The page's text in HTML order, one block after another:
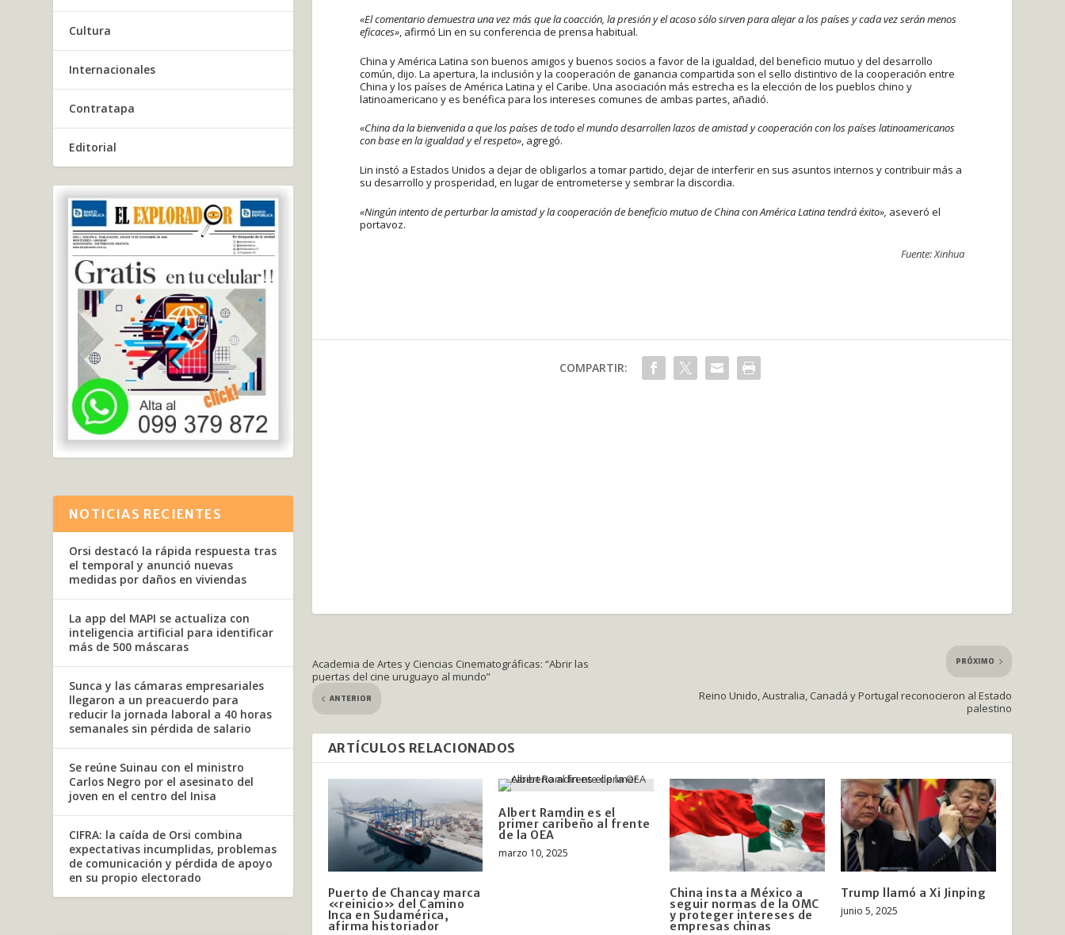
«El comentario demuestra una vez más que la coacción, la presión y el acoso sólo sirven para alejar a los países y cada vez serán menos
eficaces», afirmó Lin en su conferencia de prensa habitual.
China y América Latina son buenos amigos y buenos socios a favor de la igualdad, del beneficio mutuo y del desarrollo
común, dijo. La apertura, la inclusión y la cooperación de ganancia compartida son el sello distintivo de la cooperación entre
China y los países de América Latina y el Caribe. Una asociación más estrecha es la elección de los pueblos chino y
latinoamericano y es benéfica para los intereses comunes de ambas partes, añadió.
«China da la bienvenida a que los países de todo el mundo desarrollen lazos de amistad y cooperación con los países latinoamericanos
con base en la igualdad y el respeto», agregó.
Lin instó a Estados Unidos a dejar de obligarlos a tomar partido, dejar de interferir en sus asuntos internos y contribuir más a
su desarrollo y prosperidad, en lugar de entrometerse y sembrar la discordia.
«Ningún intento de perturbar la amistad y la cooperación de beneficio mutuo de China con América Latina tendrá éxito», aseveró el
portavoz.
Fuente: Xinhua
COMPARTIR:
Academia de Artes y Ciencias Cinematográficas: “Abrir las
puertas del cine uruguayo al mundo”
ANTERIOR
PRÓXIMO
Reino Unido, Australia, Canadá y Portugal reconocieron al Estado
palestino
ARTÍCULOS RELACIONADOS
Puerto de Chancay marca
«reinicio» del Camino
Inca en Sudamérica,
afirma historiador
Albert Ramdin es el
primer caribeño al frente
de la OEA
marzo 10, 2025
China insta a México a
seguir normas de la OMC
y proteger intereses de
empresas chinas
Trump llamó a Xi Jinping
junio 5, 2025
Cultura
Internacionales
Contratapa
Editorial
NOTICIAS RECIENTES
Orsi destacó la rápida respuesta tras
el temporal y anunció nuevas
medidas por daños en viviendas
La app del MAPI se actualiza con
inteligencia artificial para identificar
más de 500 máscaras
Sunca y las cámaras empresariales
llegaron a un preacuerdo para
reducir la jornada laboral a 40 horas
semanales sin pérdida de salario
Se reúne Suinau con el ministro
Carlos Negro por el asesinato del
joven en el centro del Inisa
CIFRA: la caída de Orsi combina
expectativas incumplidas, problemas
de comunicación y pérdida de apoyo
en su propio electorado